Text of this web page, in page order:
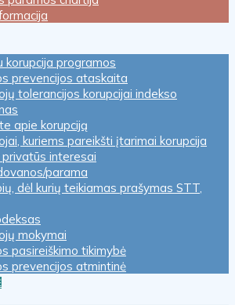
korupcija programos
prevencijos ataskaita
tolerancijos korupcijai indekso
apie korupciją
kuriems pareikšti įtarimai korupcija
privatūs interesai
parama
dėl kurių teikiamas prašymas STT,
mokymai
pasireiškimo tikimybė
prevencijos atmintinė